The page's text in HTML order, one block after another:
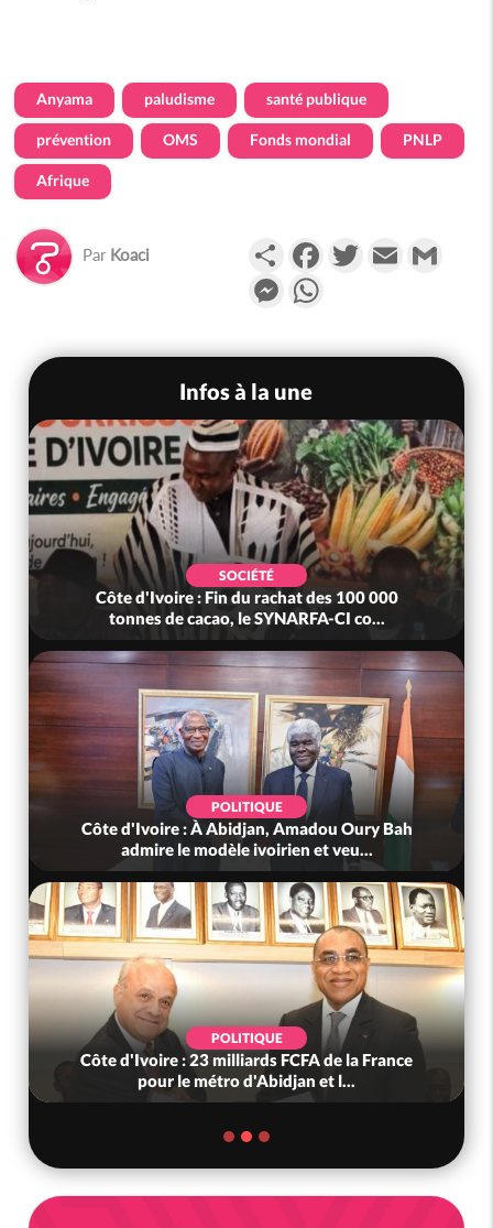
Anyama paludisme santé publique
prévention OMS Fonds mondial PNLP
Afrique
Par Koaci PartagerFacebookTwitterEmail
Messenger
Infos à la une
SOCIÉTÉ
Côte d'Ivoire : Fin du rachat des 100 000
tonnes de cacao, le SYNARFA-CI co...
POLITIQUE
Côte d'Ivoire : À Abidjan, Amadou Oury Bah
admire le modèle ivoirien et veu...
POLITIQUE
Côte d'Ivoire : 23 milliards FCFA de la France
pour le métro d'Abidjan et l...